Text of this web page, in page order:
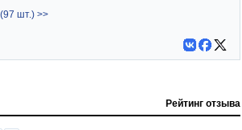
шт.) >>
Рейтинг отзыва